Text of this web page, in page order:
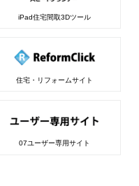
iPad住宅間取3Dツール
住宅・リフォームサイト
07ユーザー専用サイト